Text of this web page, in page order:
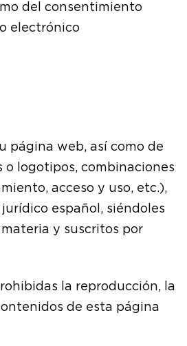
del consentimiento
electrónico
página web, así como de
o logotipos, combinaciones
acceso y uso, etc.),
español, siéndoles
y suscritos por
la reproducción, la
de esta página